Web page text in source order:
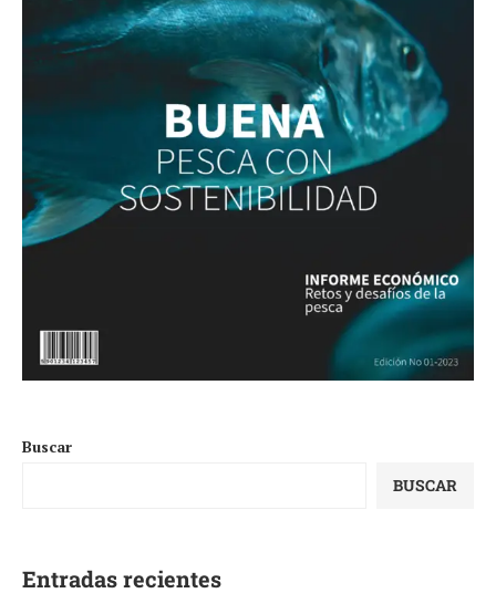
Buscar
BUSCAR
Entradas recientes